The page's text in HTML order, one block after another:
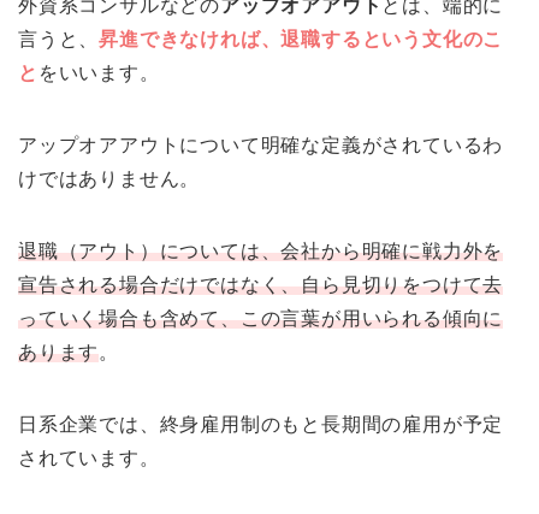
外資系コンサルなどのアップオアアウト とは、端的に
言うと、昇進できなければ、退職するという文化のこ
と をいいます。
アップオアアウトについて明確な定義がされているわ
けではありません。
退職（アウト）については、会社から明確に戦力外を
宣告される場合だけではなく、自ら見切りをつけて去
っていく場合も含めて、この言葉が用いられる傾向に
あります。
日系企業では、終身雇用制のもと長期間の雇用が予定
されています。